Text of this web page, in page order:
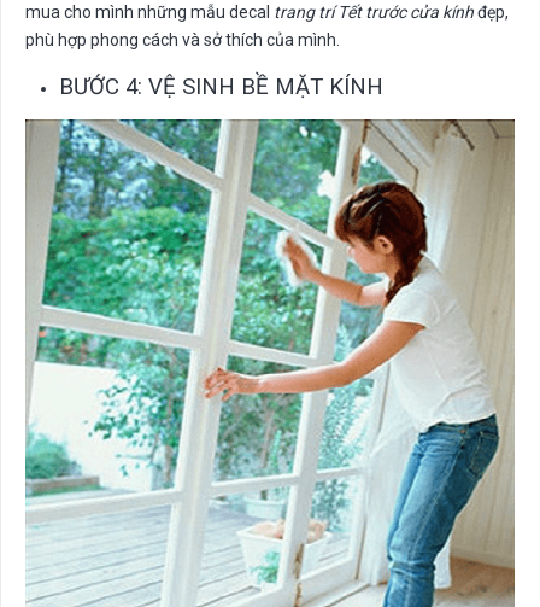
mua cho mình những mẫu decal trang trí Tết trước cửa kínhđẹp,
phù hợp phong cách và sở thích của mình.
BƯỚC 4: VỆ SINH BỀ MẶT KÍNH